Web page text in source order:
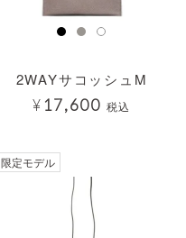
2WAYサコッシュM
¥ 17,600 税込
限定モデル